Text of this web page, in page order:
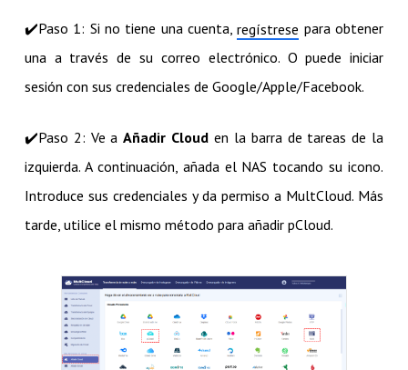
✔️​Paso 1: Si no tiene una cuenta,regístrese para obtener
una a través de su correo electrónico. O puede iniciar
sesión con sus credenciales de Google/Apple/Facebook.
✔️​Paso 2: Ve aAñadir Clouden la barra de tareas de la
izquierda. A continuación, añada el NAS tocando su icono.
Introduce sus credenciales y da permiso a MultCloud. Más
tarde, utilice el mismo método para añadir pCloud.